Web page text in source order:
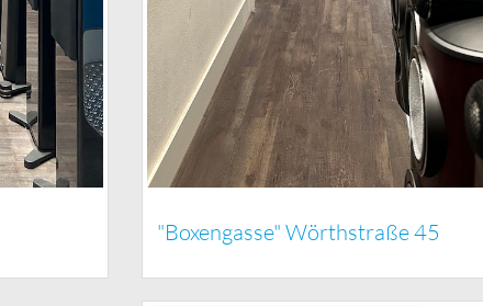
"Boxengasse" Wörthstraße 45